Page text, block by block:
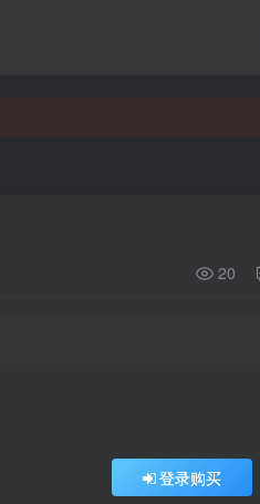
20
登录购买